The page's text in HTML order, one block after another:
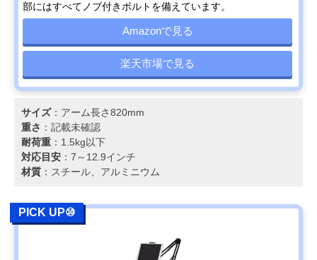
部にはすべてノブ付きボルトを備えています。
Amazonで見る
楽天市場で見る
サイズ：アーム長さ820mm
重さ ：記載未確認
耐荷重 ：1.5kg以下
対応目安 ：7～12.9インチ
材質 ：スチール、アルミニウム
PICK UP⑩